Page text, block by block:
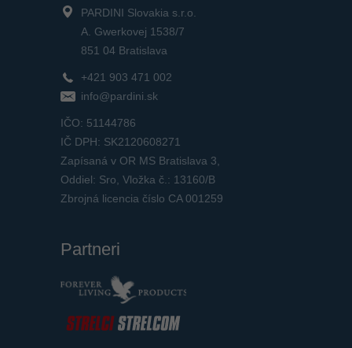
PARDINI Slovakia s.r.o.
A. Gwerkovej 1538/7
851 04 Bratislava
+421 903 471 002
info@pardini.sk
IČO: 51144786
IČ DPH: SK2120608271
Zapísaná v OR MS Bratislava 3,
Oddiel: Sro, Vložka č.: 13160/B
Zbrojná licencia číslo CA 001259
Partneri